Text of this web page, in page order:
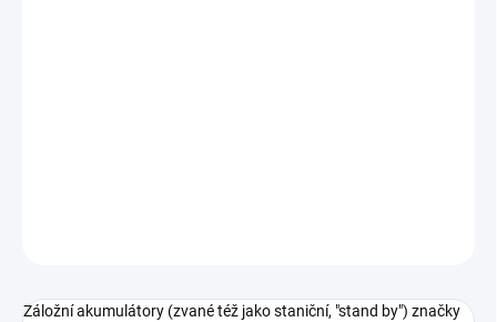
Záložní akumulátory (zvané též jako staniční, "stand by") značky